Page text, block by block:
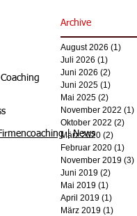
Archive
August 2026 (1)
Juli 2026 (1)
Juni 2026 (2)
Juni 2025 (1)
Mai 2025 (2)
November 2022 (1)
Oktober 2022 (2)
März 2020 (2)
Februar 2020 (1)
November 2019 (3)
Juni 2019 (2)
Mai 2019 (1)
April 2019 (1)
März 2019 (1)
|News